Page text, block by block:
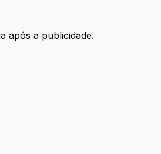
após a publicidade.